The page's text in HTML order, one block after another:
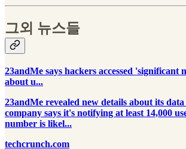
그외 뉴스들
23andMe says hackers accessed 'significant
about u...
23andMe revealed new details about its
company says it's notifying at least 14,000
number is likel...
techcrunch.com